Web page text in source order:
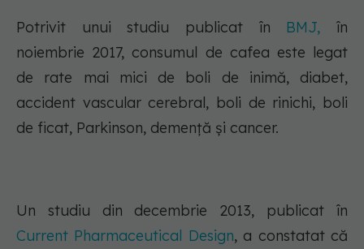
Potrivit unui studiu publicat în BMJ, în
noiembrie 2017, consumul de cafea este legat
de rate mai mici de boli de inimă, diabet,
accident vascular cerebral, boli de rinichi, boli
de ficat, Parkinson, demență și cancer.
Un studiu din decembrie 2013, publicat în
Current Pharmaceutical Design, a constatat că